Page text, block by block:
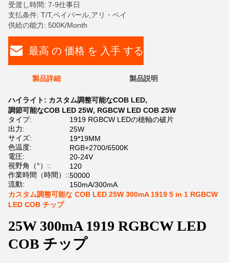
受渡し時間: 7-9仕事日
支払条件: T/T,ペイパール,アリ・ペイ
供給の能力: 500K/Month
最高 の 価格 を 入手 する
製品詳細 製品説明
ハイライト: カスタム調整可能なCOB LED,
調節可能なCOB LED 25W, RGBCW LED COB 25W
タイプ:
1919 RGBCW LEDの穂軸の破片
出力:
25W
サイズ:
19*19MM
色温度:
RGB+2700/6500K
電圧:
20-24V
視野角（°）::
120
作業時間（時間）::50000
流動:
150mA/300mA
カスタム調整可能な COB LED 25W 300mA 1919 5 in 1 RGBCW
LED COB チップ
25W 300mA 1919 RGBCW LED
COB チップ